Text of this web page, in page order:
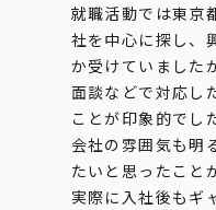
就職活動では東京
社を中心に探し、
か受けていました
面談などで対応し
ことが印象的でし
会社の雰囲気も明
たいと思ったこと
実際に入社後もギ